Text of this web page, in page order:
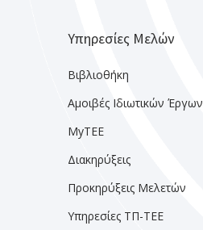
Υπηρεσίες Μελών
Βιβλιοθήκη
Αμοιβές Ιδιωτικών Έργων
MyTEE
Διακηρύξεις
Προκηρύξεις Μελετών
Υπηρεσίες ΤΠ-ΤΕΕ